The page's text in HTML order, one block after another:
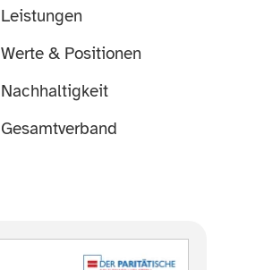
Leistungen
Werte & Positionen
Nachhaltigkeit
Gesamtverband